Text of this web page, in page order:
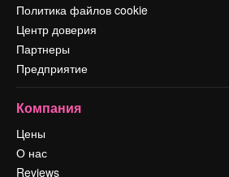
Политика файлов cookie
Центр доверия
Партнеры
Предприятие
Компания
Цены
О нас
Reviews